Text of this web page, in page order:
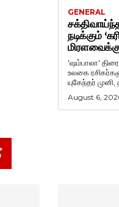
GENERAL
நடிக்கும்
'ஷம்பாலா'
உலகை
யுகேந்தர்
August 6,